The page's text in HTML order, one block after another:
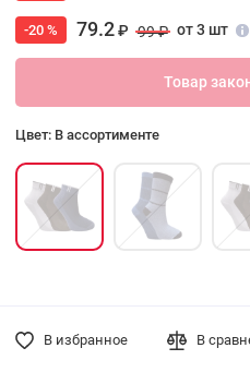
-20 % 79.2₽ 99 ₽ от 3 шт
Товар
Цвет: В ассортименте
В избранное В